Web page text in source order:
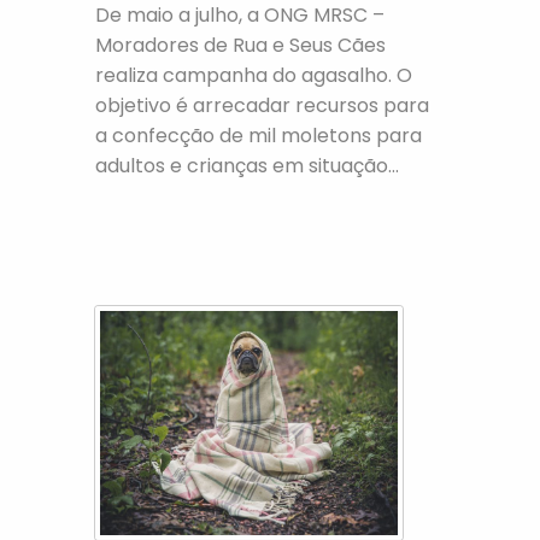
De maio a julho, a ONG MRSC –
Moradores de Rua e Seus Cães
realiza campanha do agasalho. O
objetivo é arrecadar recursos para
a confecção de mil moletons para
adultos e crianças em situação...